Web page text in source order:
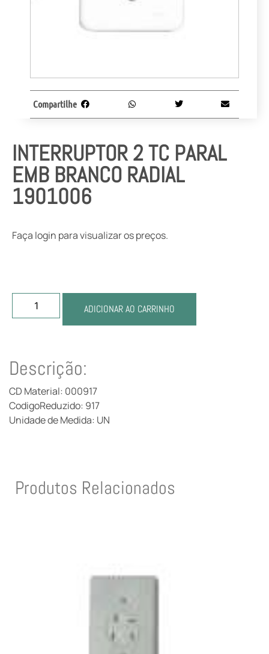
INTERRUPTOR 2 TC PARAL
EMB BRANCO RADIAL
1901006
Faça login para visualizar os preços.
ADICIONAR AO CARRINHO
Compartilhe
Descrição:
CD Material: 000917
CodigoReduzido: 917
Unidade de Medida: UN
Produtos Relacionados